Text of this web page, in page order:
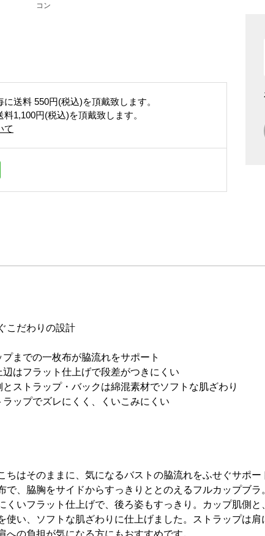
コン
に送料 550円(税込)を頂戴致します。
料1,100円(税込)を頂戴致します。
て
こだわりの設計
までの一枚布が脇流れをサポート
はフラット仕上げで段差がつきにくい
ストラップ・バックは綿混素材でソフトな肌ざわり
ップでズレにくく、くいこみにくい
ちはそのままに、気になるバストの脇流れをふせぐサポー
で、脇胸をサイドからすっきりととのえるフルカップブラ
いフラット仕上げで、後ろ姿もすっきり。カップ肌側と
使い、ソフトな肌ざわりに仕上げました。ストラップは肩
への負担が気になる方にもおすすめです。